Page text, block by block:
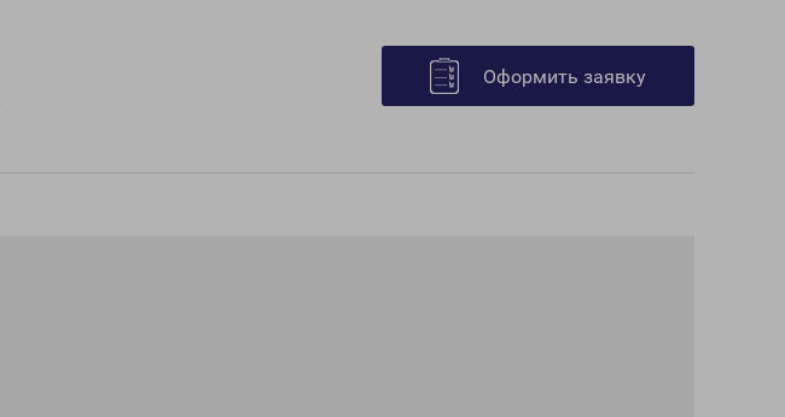
Оформить заявку